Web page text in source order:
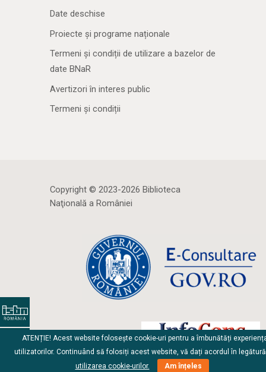
Date deschise
Proiecte și programe naționale
Termeni și condiții de utilizare a bazelor de
date BNaR
Avertizori în interes public
Termeni și condiții
Copyright © 2023-2026 Biblioteca
Naţională a României
ATENȚIE! Acest website folosește cookie-uri pentru a îmbunătăți
utilizatorilor. Continuând să folosiți acest website, vă dați acordul în
utilizarea cookie-urilor.
Am înțeles